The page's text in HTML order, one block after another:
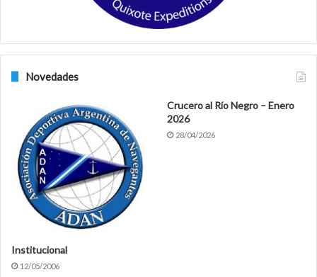
Novedades
Institucional
12/05/2006
Crucero al Río Negro – Enero
2026
28/04/2026